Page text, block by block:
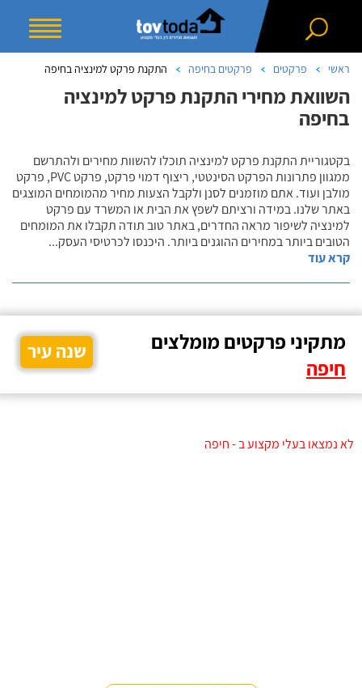
ראשי פרקטים פרקטים בחיפה התקנת פרקט למינציה בחיפה
השוואת מחירי התקנת פרקט למינציה
בחיפה
בקטגוריית התקנת פרקט למינציה תוכלו להשוות מחירים ולהתרשם
ממגוון פתרונות הפרקט הסינטטי, ריצוף דמוי פרקט, פרקט PVC, פרקט
מולבן ועוד. אתם מוזמנים לסנן ולקבל הצעות מחיר מהמומחים המוצגים
באתר שלנו. במידה ורציתם לשפץ את הבית או המשרד עם פרקט
למינציה לשיפור מראה החדרים, באתר טוב תודה תקבלו את המומחים
הטובים ביותר במחירים ההוגנים ביותר. היכנסו לכרטיסי העסק...
קרא עוד
מתקיני פרקטים מומלצים
חיפה
שנה עיר
לא נמצאו בעלי מקצוע ב - חיפה